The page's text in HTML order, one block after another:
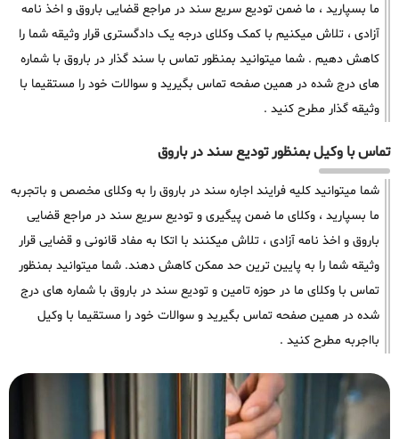
ما بسپارید ، ما ضمن تودیع سریع سند در مراجع قضایی باروق و اخذ نامه
آزادی ، تلاش میکنیم با کمک وکلای درجه یک دادگستری قرار وثیقه شما را
کاهش دهیم . شما میتوانید بمنظور تماس با سند گذار در باروق با شماره
های درج شده در همین صفحه تماس بگیرید و سوالات خود را مستقیما با
وثیقه گذار مطرح کنید .
تماس با وکیل بمنظور تودیع سند در باروق
شما میتوانید کلیه فرایند اجاره سند در باروق را به وکلای مخصص و باتجربه
ما بسپارید ، وکلای ما ضمن پیگیری و تودیع سریع سند در مراجع قضایی
باروق و اخذ نامه آزادی ، تلاش میکنند با اتکا به مفاد قانونی و قضایی قرار
وثیقه شما را به پایین ترین حد ممکن کاهش دهند. شما میتوانید بمنظور
تماس با وکلای ما در حوزه تامین و تودیع سند در باروق با شماره های درج
شده در همین صفحه تماس بگیرید و سوالات خود را مستقیما با وکیل
بااجربه مطرح کنید .